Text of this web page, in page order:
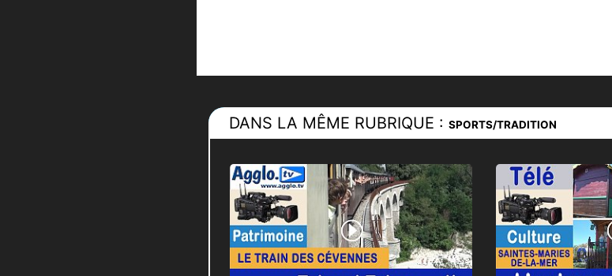
DANS LA MÊME RUBRIQUE :SPORTS/TRADITION